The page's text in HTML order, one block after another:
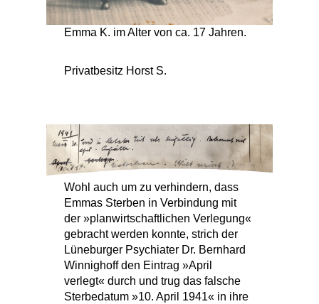
Emma K. im Alter von ca. 17 Jahren.
Privatbesitz Horst S.
Wohl auch um zu verhindern, dass
Emmas Sterben in Verbindung mit
der »planwirtschaftlichen Verlegung«
gebracht werden konnte, strich der
Lüneburger Psychiater Dr. Bernhard
Winnighoff den Eintrag »April
verlegt« durch und trug das falsche
Sterbedatum »10. April 1941« in ihre